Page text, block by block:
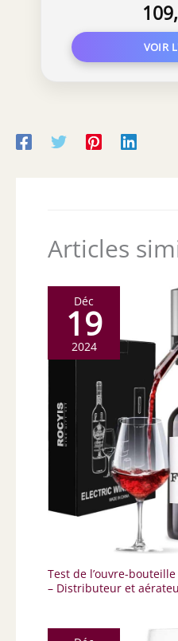
Articles
Déc
19
2024
Test de l’ouvre-
– Distributeur et